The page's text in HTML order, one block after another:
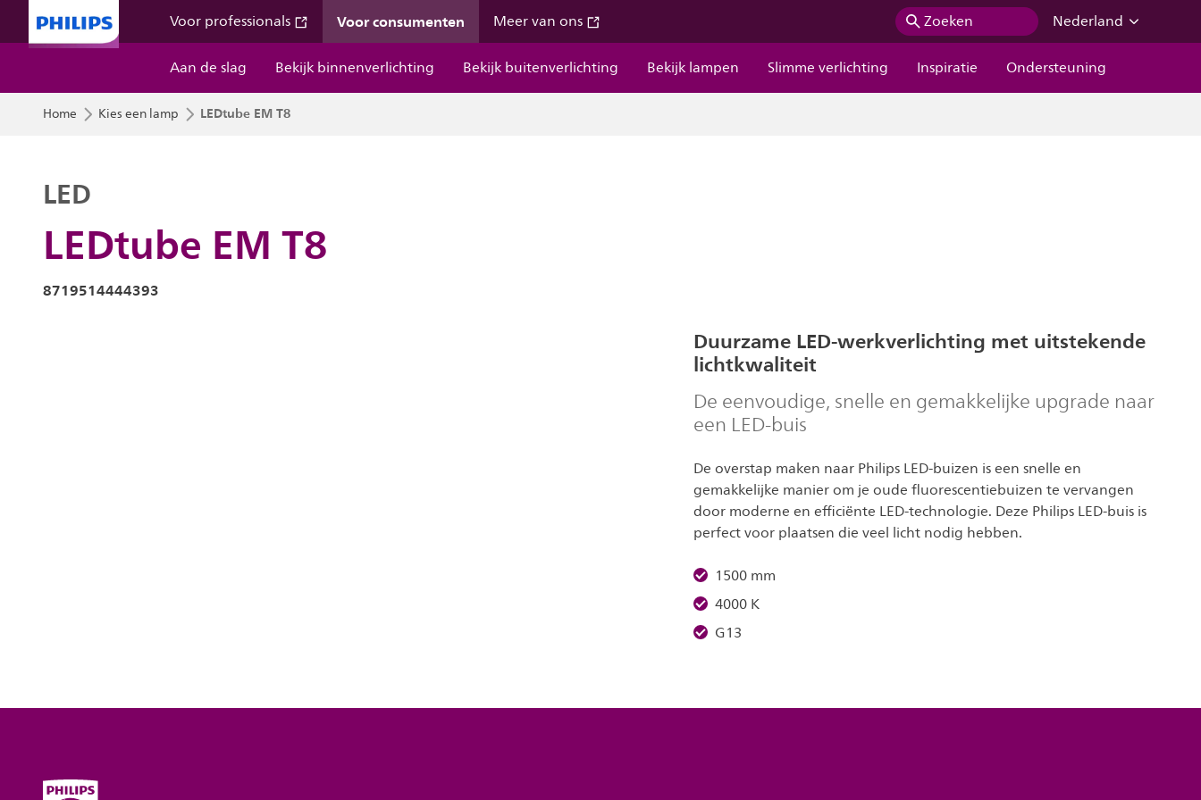
Voor professionals Voor consumenten Meer van ons Zoeken
Nederland
Aan de slag
Bekijk binnenverlichting Bekijk buitenverlichting Bekijk lampen Slimme verlichting Inspiratie Ondersteuning
Home Kies een lamp LEDtube EM T8
LEDtube EM T8
LED
8719514444393
Duurzame LED-werkverlichting met uitstekende
lichtkwaliteit
De eenvoudige, snelle en gemakkelijke upgrade naar
een LED-buis
De overstap maken naar Philips LED-buizen is een snelle en
gemakkelijke manier om je oude fluorescentiebuizen te vervangen
door moderne en efficiënte LED-technologie. Deze Philips LED-buis is
perfect voor plaatsen die veel licht nodig hebben.
1500 mm
4000 K
G13